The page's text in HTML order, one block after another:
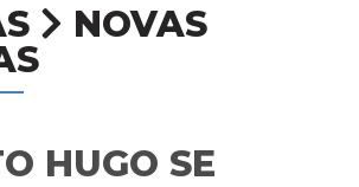
NOVAS
HUGO SE